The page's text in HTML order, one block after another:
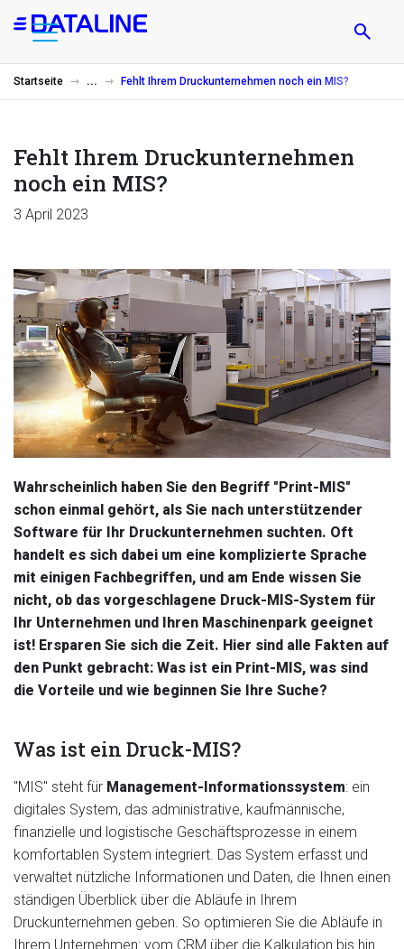
Direkt
zum
Startseite Fehlt Ihrem Druckunternehmen noch ein MIS?
Fehlt Ihrem Druckunternehmen
noch ein MIS?
3 April 2023
Wahrscheinlich haben Sie den Begriff "Print-MIS"
schon einmal gehört, als Sie nach unterstützender
Software für Ihr Druckunternehmen suchten. Oft
handelt es sich dabei um eine komplizierte Sprache
mit einigen Fachbegriffen, und am Ende wissen Sie
nicht, ob das vorgeschlagene Druck-MIS-System für
Ihr Unternehmen und Ihren Maschinenpark geeignet
ist! Ersparen Sie sich die Zeit. Hier sind alle Fakten auf
den Punkt gebracht: Was ist ein Print-MIS, was sind
die Vorteile und wie beginnen Sie Ihre Suche?
Was ist ein Druck-MIS?
"MIS" steht für Management-Informationssystem: ein
digitales System, das administrative, kaufmännische,
finanzielle und logistische Geschäftsprozesse in einem
komfortablen System integriert. Das System erfasst und
verwaltet nützliche Informationen und Daten, die Ihnen einen
ständigen Überblick über die Abläufe in Ihrem
Druckunternehmen geben. So optimieren Sie die Abläufe in
Ihrem Unternehmen: vom CRM über die Kalkulation bis hin